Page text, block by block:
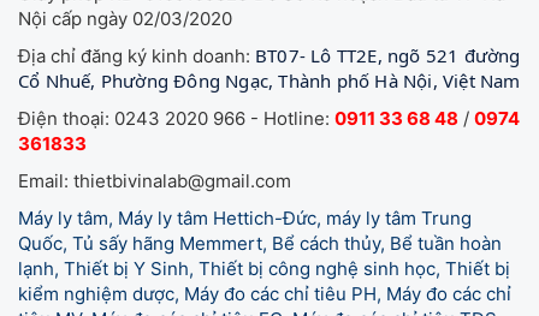
Nội cấp ngày 02/03/2020
Địa chỉ đăng ký kinh doanh: BT07- Lô TT2E, ngõ 521 đường
Cổ Nhuế, Phường Đông Ngạc, Thành phố Hà Nội, Việt Nam
Điện thoại: 0243 2020 966 - Hotline: 0911 33 68 48 / 0974
361833
Email: thietbivinalab@gmail.com
Máy ly tâm, Máy ly tâm Hettich-Đức, máy ly tâm Trung
Quốc, Tủ sấy hãng Memmert, Bể cách thủy, Bể tuần hoàn
lạnh, Thiết bị Y Sinh, Thiết bị công nghệ sinh học, Thiết bị
kiểm nghiệm dược, Máy đo các chỉ tiêu PH, Máy đo các chỉ